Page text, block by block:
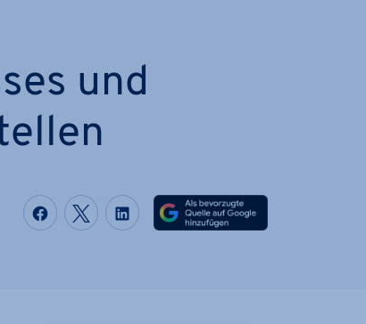
und
Auf Facebook teilen
Auf Twitter teilen
Auf LinkedIn teilen